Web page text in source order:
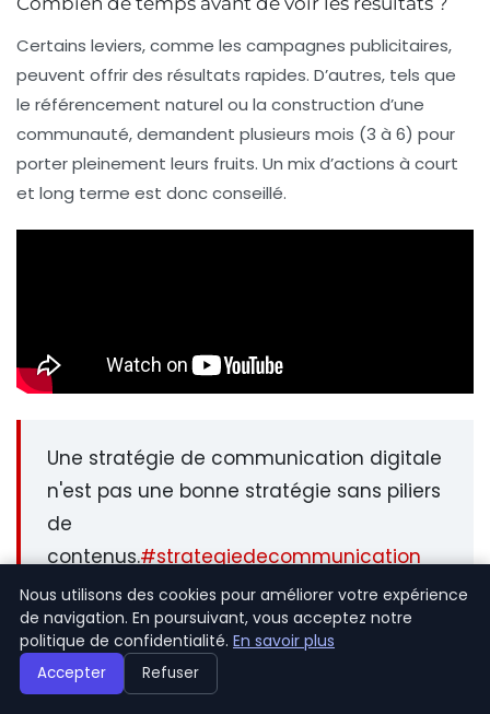
Certains leviers, comme les campagnes publicitaires,
peuvent offrir des résultats rapides. D’autres, tels que
le référencement naturel ou la construction d’une
communauté, demandent plusieurs mois (3 à 6) pour
porter pleinement leurs fruits. Un mix d’actions à court
et long terme est donc conseillé.
Une stratégie de communication digitale
n'est pas une bonne stratégie sans piliers
de
contenus.#strategiedecommunication
#communicationdigitale
#stratégiedigitale #communitymanager
#onicallinternational #xclient
#canada pic.twitter.com/3qaOH0mE3p
Nous utilisons des cookies pour améliorer votre expérience
de navigation. En poursuivant, vous acceptez notre
politique de confidentialité. En savoir plus
Accepter Refuser